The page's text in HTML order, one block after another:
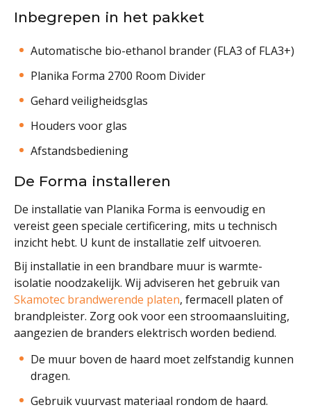
Inbegrepen in het pakket
Automatische bio-ethanol brander (FLA3 of FLA3+)
Planika Forma 2700 Room Divider
Gehard veiligheidsglas
Houders voor glas
Afstandsbediening
De Forma installeren
De installatie van Planika Forma is eenvoudig en
vereist geen speciale certificering, mits u technisch
inzicht hebt. U kunt de installatie zelf uitvoeren.
Bij installatie in een brandbare muur is warmte-
isolatie noodzakelijk. Wij adviseren het gebruik van
Skamotec brandwerende platen, fermacell platen of
brandpleister. Zorg ook voor een stroomaansluiting,
aangezien de branders elektrisch worden bediend.
De muur boven de haard moet zelfstandig kunnen
dragen.
Gebruik vuurvast materiaal rondom de haard.